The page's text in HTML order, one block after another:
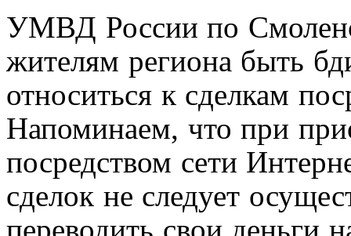
УМВД России по
жителям региона быть
относиться к сделкам
Напоминаем, что при
посредством сети
сделок не следует